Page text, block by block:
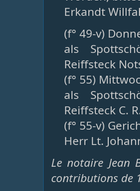
Erkandt
(f° 49-v)
als
Reiffsteck
(f° 55)
als
Reiffsteck C.
(f° 55-v)
Herr Lt.
Le notaire Jean
contributions de